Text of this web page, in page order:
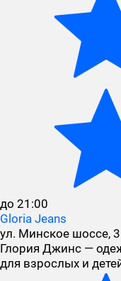
до 21:00
Gloria Jeans
ул. Минское шоссе,
Глория Джинс —
для взрослых и